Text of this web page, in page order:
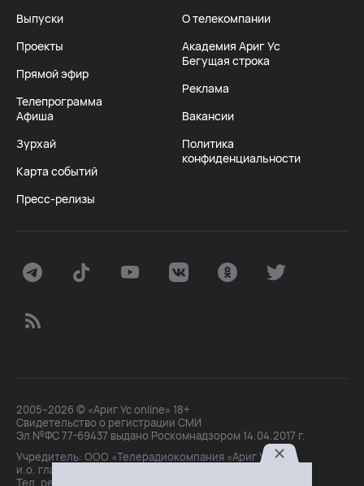
Выпуски
Проекты
Прямой эфир
Телепрограмма
Афиша
Зурхай
Карта событий
Пресс-релизы
О телекомпании
Академия Ариг Ус
Бегущая строка
Реклама
Вакансии
Политика
конфиденциальности
2005–2026 © «Ариг Ус online» 18+
Свидетельство о регистрации СМИ
Эл №ФС 77-69437 выдано Роскомнадзором 14.04.2017 г.
Учредитель: ООО «Телерадиокомпания «Ариг Ус»,
и.о. главного редактора: Маханова О.Б.